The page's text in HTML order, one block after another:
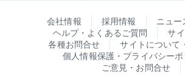
会社情報 採用情報
ニュー
ヘルプ・よくあるご質問
サ
各種お問合せ
サイトについて
個人情報保護・プライバシー
ご意見・お問合せ